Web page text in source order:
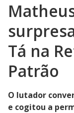
Tá na
Patrão
O lutador
e cogitou a